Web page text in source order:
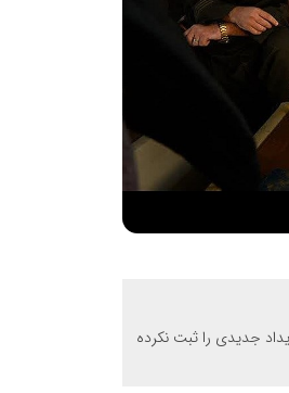
جدیدی را ثبت نکرده